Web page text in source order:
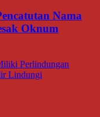
Nama
Oknum